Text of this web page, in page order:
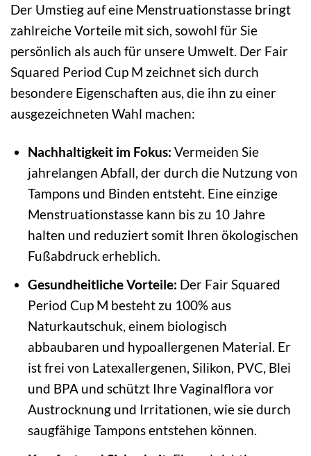
Der Umstieg auf eine Menstruationstasse bringt
zahlreiche Vorteile mit sich, sowohl für Sie
persönlich als auch für unsere Umwelt. Der Fair
Squared Period Cup M zeichnet sich durch
besondere Eigenschaften aus, die ihn zu einer
ausgezeichneten Wahl machen:
Nachhaltigkeit im Fokus: Vermeiden Sie
jahrelangen Abfall, der durch die Nutzung von
Tampons und Binden entsteht. Eine einzige
Menstruationstasse kann bis zu 10 Jahre
halten und reduziert somit Ihren ökologischen
Fußabdruck erheblich.
Gesundheitliche Vorteile: Der Fair Squared
Period Cup M besteht zu 100% aus
Naturkautschuk, einem biologisch
abbaubaren und hypoallergenen Material. Er
ist frei von Latexallergenen, Silikon, PVC, Blei
und BPA und schützt Ihre Vaginalflora vor
Austrocknung und Irritationen, wie sie durch
saugfähige Tampons entstehen können.